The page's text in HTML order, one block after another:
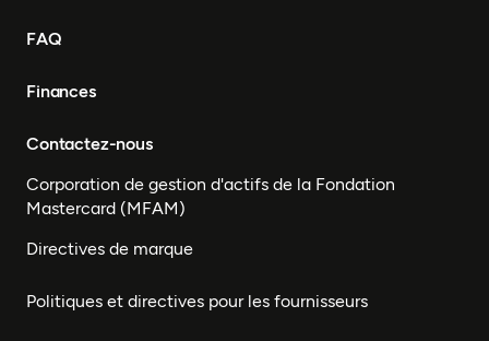
FAQ
Finances
Contactez-nous
Corporation de gestion d'actifs de la Fondation
Mastercard (MFAM)
Directives de marque
Politiques et directives pour les fournisseurs